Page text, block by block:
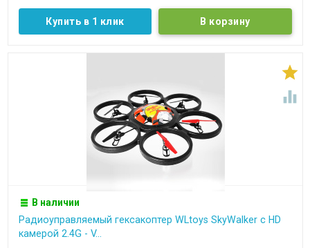
Купить в 1 клик


В наличии
Радиоуправляемый гексакоптер WLtoys SkyWalker с HD
камерой 2.4G - V...